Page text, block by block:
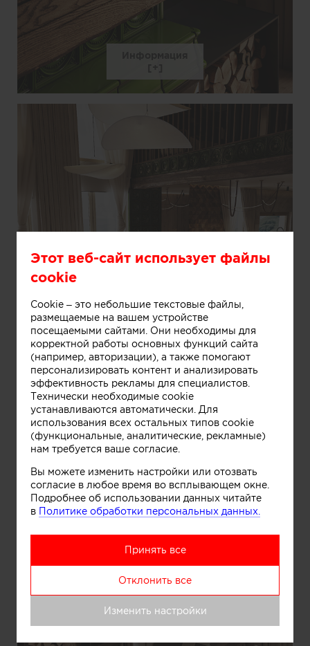
Информация
Этот веб-сайт использует файлы
cookie
Cookie – это небольшие текстовые файлы,
размещаемые на вашем устройстве
посещаемыми сайтами. Они необходимы для
корректной работы основных функций сайта
(например, авторизации), а также помогают
персонализировать контент и анализировать
эффективность рекламы для специалистов.
Технически необходимые cookie
устанавливаются автоматически. Для
использования всех остальных типов cookie
(функциональные, аналитические, рекламные)
нам требуется ваше согласие.
Вы можете изменить настройки или отозвать
согласие в любое время во всплывающем окне.
Подробнее об использовании данных читайте
в Политике обработки персональных данных.
Принять все
Отклонить все
Изменить настройки